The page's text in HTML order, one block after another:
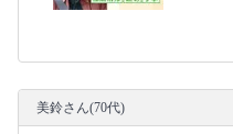
美鈴さん(70代)